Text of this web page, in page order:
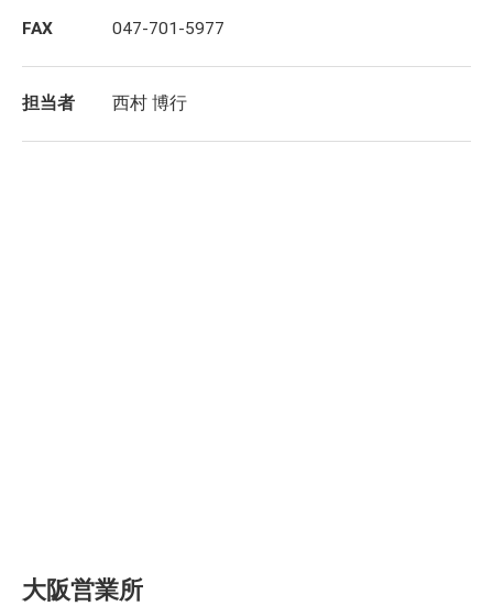
FAX 047-701-5977
担当者 西村 博行
大阪営業所